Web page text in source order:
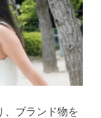
、ブランド物を